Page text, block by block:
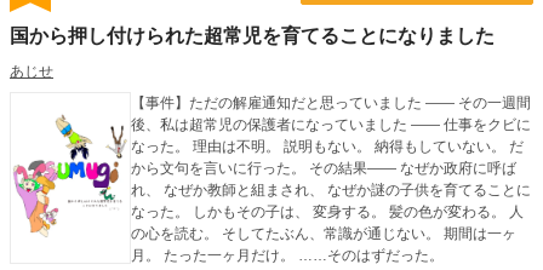
国から押し付けられた超常児を育てることになりました
あじせ
【事件】ただの解雇通知だと思っていました ―― その一週間
後、私は超常児の保護者になっていました ―― 仕事をクビに
なった。 理由は不明。 説明もない。 納得もしていない。 だ
から文句を言いに行った。 その結果―― なぜか政府に呼ば
れ、 なぜか教師と組まされ、 なぜか謎の子供を育てることに
なった。 しかもその子は、 変身する。 髪の色が変わる。 人
の心を読む。 そしてたぶん、常識が通じない。 期間は一ヶ
月。 たった一ヶ月だけ。 ……そのはずだった。